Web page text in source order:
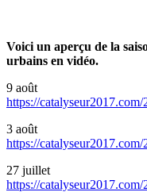
Voici un aperçu de la
urbains en vidéo.
9 août
https://
3 août
https://
27 juillet
https://